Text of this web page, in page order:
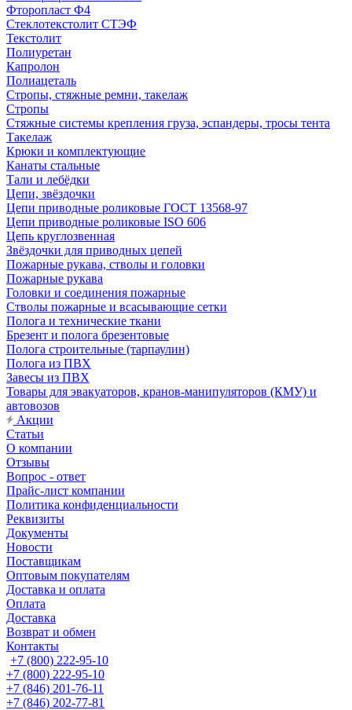
Фторопласт Ф4
Стеклотекстолит СТЭФ
Текстолит
Полиуретан
Капролон
Полиацеталь
Стропы, стяжные ремни, такелаж
Стропы
Стяжные системы крепления груза, эспандеры, тросы тента
Такелаж
Крюки и комплектующие
Канаты стальные
Тали и лебёдки
Цепи, звёздочки
Цепи приводные роликовые ГОСТ 13568-97
Цепи приводные роликовые ISO 606
Цепь круглозвенная
Звёздочки для приводных цепей
Пожарные рукава, стволы и головки
Пожарные рукава
Головки и соединения пожарные
Стволы пожарные и всасывающие сетки
Полога и технические ткани
Брезент и полога брезентовые
Полога строительные (тарпаулин)
Полога из ПВХ
Завесы из ПВХ
Товары для эвакуаторов, кранов-манипуляторов (КМУ) и
автовозов
Акции
Статьи
О компании
Отзывы
Вопрос - ответ
Прайс-лист компании
Политика конфиденциальности
Реквизиты
Документы
Новости
Поставщикам
Оптовым покупателям
Доставка и оплата
Оплата
Доставка
Возврат и обмен
Контакты
+7 (800) 222-95-10
+7 (800) 222-95-10
+7 (846) 201-76-11
+7 (846) 202-77-81